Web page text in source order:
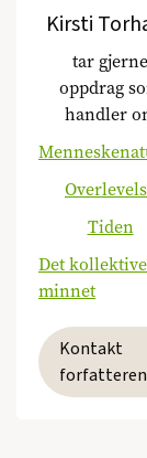
Kirsti
tar gjerne
oppdrag
handler
Tiden
Det kollektive
minnet
Kontakt